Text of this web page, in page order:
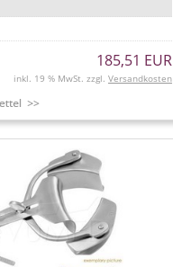
185,51 EUR
inkl. 19 % MwSt. zzgl. Versandkosten